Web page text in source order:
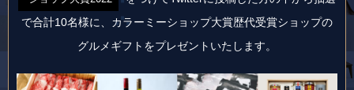
で合計10名様に、 カラーミーショップ大賞歴代受賞ショップの
グルメギフトをプレゼントいたします。